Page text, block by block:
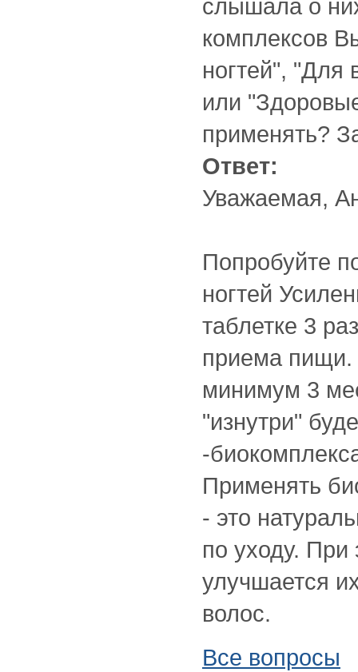
слышала о
комплексов
ногтей", "Для
или
применять?
Ответ:
Уважаемая,
Попробуйте
ногтей
таблетке 3
приема пищи.
минимум 3
"изнутри"
-
Применять
- это
по уходу.
улучшается
волос.
Все вопросы